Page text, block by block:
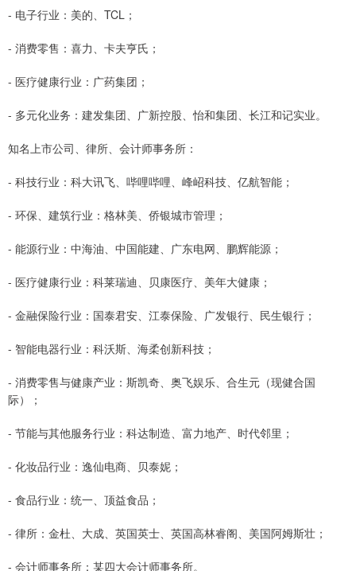
- 电子行业：美的、TCL；
- 消费零售：喜力、卡夫亨氏；
- 医疗健康行业：广药集团；
- 多元化业务：建发集团、广新控股、怡和集团、长江和记实业。
知名上市公司、律所、会计师事务所：
- 科技行业：科大讯飞、哔哩哔哩、峰岹科技、亿航智能；
- 环保、建筑行业：格林美、侨银城市管理；
- 能源行业：中海油、中国能建、广东电网、鹏辉能源；
- 医疗健康行业：科莱瑞迪、贝康医疗、美年大健康；
- 金融保险行业：国泰君安、江泰保险、广发银行、民生银行；
- 智能电器行业：科沃斯、海柔创新科技；
- 消费零售与健康产业：斯凯奇、奥飞娱乐、合生元（现健合国
际）；
- 节能与其他服务行业：科达制造、富力地产、时代邻里；
- 化妆品行业：逸仙电商、贝泰妮；
- 食品行业：统一、顶益食品；
- 律所：金杜、大成、英国英士、英国高林睿阁、美国阿姆斯壮；
- 会计师事务所：某四大会计师事务所。